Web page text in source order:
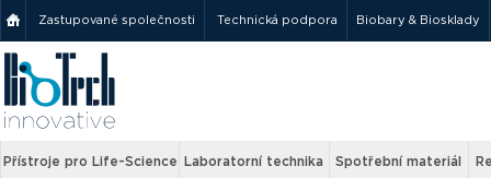
Zastupované společnosti Technická podpora Biobary & Biosklady
Přístroje pro Life-Science Laboratorní technika Spotřební materiál